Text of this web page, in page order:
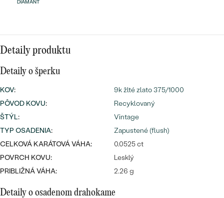
Wave kolekcia
OBJAVIŤ
DIAMANTY
náušnice
Personalizované
OBJAVIŤ
prstene
PREZRIEŤ
DIAMANT
Detaily produktu
Detaily o šperku
KOV:
9k žlté zlato 375/1000
PÔVOD KOVU:
Recyklovaný
ŠTÝL:
Vintage
TYP OSADENIA:
Zapustené (flush)
CELKOVÁ KARÁTOVÁ VÁHA:
0.0525 ct
POVRCH KOVU:
Lesklý
PRIBLIŽNÁ VÁHA:
2.26 g
Detaily o osadenom drahokame